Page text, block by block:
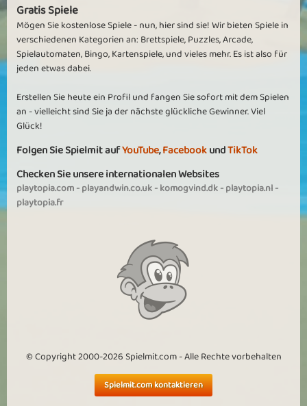
Gratis Spiele
Mögen Sie kostenlose Spiele - nun, hier sind sie! Wir bieten Spiele in
verschiedenen Kategorien an: Brettspiele, Puzzles, Arcade,
Spielautomaten, Bingo, Kartenspiele, und vieles mehr. Es ist also für
jeden etwas dabei.
Erstellen Sie heute ein Profil und fangen Sie sofort mit dem Spielen
an - vielleicht sind Sie ja der nächste glückliche Gewinner. Viel
Glück!
Folgen Sie Spielmit aufYouTube,FacebookundTikTok
Checken Sie unsere internationalen Websites
playtopia.com-playandwin.co.uk-komogvind.dk-playtopia.nl-
playtopia.fr
© Copyright 2000-2026 Spielmit.com - Alle Rechte vorbehalten
Spielmit.com kontaktieren